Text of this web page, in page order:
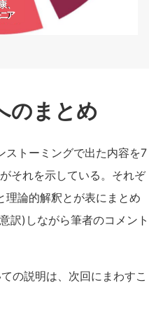
のまとめ
ストーミングで出た内容を7
それを示している。それぞ
理論的解釈とが表にまとめ
訳)しながら筆者のコメント
の説明は、次回にまわすこ